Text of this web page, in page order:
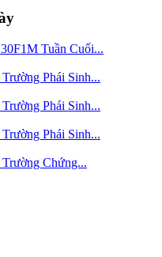
Tuần Cuối...
Phái Sinh...
Phái Sinh...
Phái Sinh...
Chứng...